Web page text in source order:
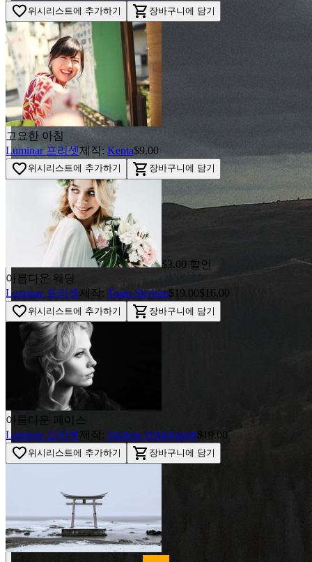
favorite_border 위시리스트에 추가하기 shopping_cart 장바구니에 담기
고요한 아침
Luminar 프리셋제작: Kenta$9.00
favorite_border 위시리스트에 추가하기 shopping_cart 장바구니에 담기
$3.00 할인
아름다운 웨딩
Luminar 프리셋제작: Team Skylum$19.00$16.00
favorite_border 위시리스트에 추가하기 shopping_cart 장바구니에 담기
아름다운 페이스
Luminar 프리셋제작: Darlene Hildebrandt$19.00
favorite_border 위시리스트에 추가하기 shopping_cart 장바구니에 담기